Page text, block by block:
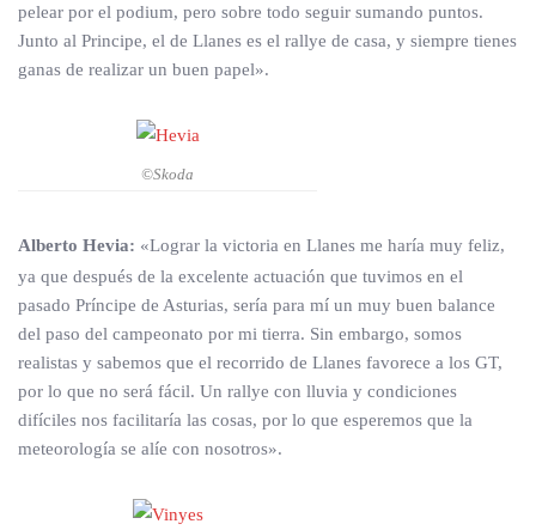
pelear por el podium, pero sobre todo seguir sumando puntos.
Junto al Principe, el de Llanes es el rallye de casa, y siempre tienes
ganas de realizar un buen papel».
©Skoda
Alberto Hevia: «Lograr la victoria en Llanes me haría muy feliz,
ya que después de la excelente actuación que tuvimos en el
pasado Príncipe de Asturias, sería para mí un muy buen balance
del paso del campeonato por mi tierra. Sin embargo, somos
realistas y sabemos que el recorrido de Llanes favorece a los GT,
por lo que no será fácil. Un rallye con lluvia y condiciones
difíciles nos facilitaría las cosas, por lo que esperemos que la
meteorología se alíe con nosotros».